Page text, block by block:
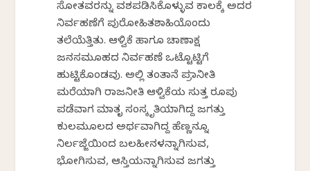
ಸೋತವರನ್ನು ವಶಪಡಿಸಿಕೊಳ್ಳುವ ಕಾಲಕ್ಕೆ ಅದರ
ನಿರ್ವಹಣೆಗೆ ಪುರೋಹಿತಶಾಹಿಯೊಂದು
ತಲೆಯೆತ್ತಿತು. ಆಳ್ವಿಕೆ ಹಾಗೂ ಚಾಣಾಕ್ಷ
ಜನಸಮೂಹದ ನಿರ್ವಹಣೆ ಒಟ್ಟೊಟ್ಟಿಗೆ
ಹುಟ್ಟಿಕೊಂಡವು. ಅಲ್ಲಿ ತಂತಾನೆ ಪ್ರಜಾನೀತಿ
ಮರೆಯಾಗಿ ರಾಜನೀತಿ ಆಳ್ವಿಕೆಯ ಸುತ್ತ ರೂಪು
ಪಡೆವಾಗ ಮಾತೃ ಸಂಸ್ಕೃತಿಯಾಗಿದ್ದ ಜಗತ್ತು
ಕುಲಮೂಲದ ಅರ್ಥವಾಗಿದ್ದ ಹೆಣ್ಣನ್ನೂ
ನಿರ್ಲಜ್ಜೆಯಿಂದ ಬಲಹೀನಳನ್ನಾಗಿಸುವ,
ಭೋಗಿಸುವ, ಆಸ್ತಿಯನ್ನಾಗಿಸುವ ಜಗತ್ತು